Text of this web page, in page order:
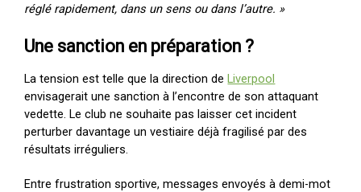
réglé rapidement, dans un sens ou dans l’autre. »
Une sanction en préparation ?
La tension est telle que la direction de Liverpool
envisagerait une sanction à l’encontre de son attaquant
vedette. Le club ne souhaite pas laisser cet incident
perturber davantage un vestiaire déjà fragilisé par des
résultats irréguliers.
Entre frustration sportive, messages envoyés à demi-mot